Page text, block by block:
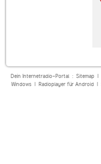
Dein Internetradio-Portal : Sitemap|
Windows| Radioplayer für Android|